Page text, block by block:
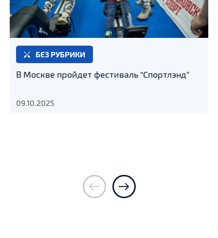
БЕЗ РУБРИКИ
В Москве пройдет фестиваль "Спортлэнд"
09.10.2025